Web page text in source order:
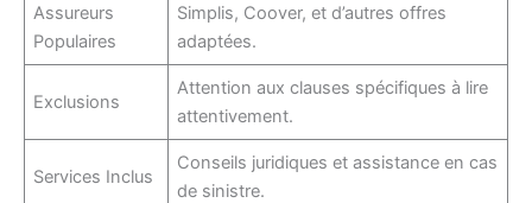
Assureurs
Populaires
Simplis, Coover, et d’autres offres
adaptées.
Exclusions
Attention aux clauses spécifiques à lire
attentivement.
Services Inclus
Conseils juridiques et assistance en cas
de sinistre.